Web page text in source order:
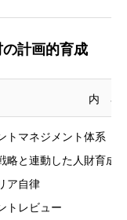
計画的育成
内 容
トマネジメント体系
略と連動した人財育成
ア自律
トレビュー